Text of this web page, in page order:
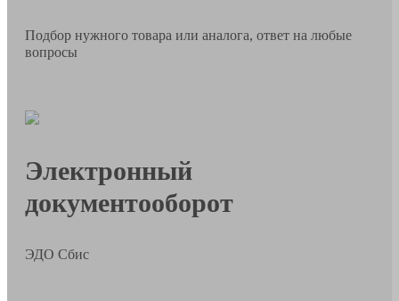
Подбор нужного товара или аналога, ответ на любые
вопросы
Электронный
документооборот
ЭДО Сбис